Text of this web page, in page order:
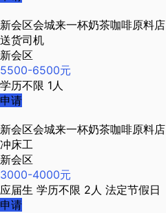
新会区会城来一杯奶茶咖啡原料店
送货司机
新会区
5500-6500元
学历不限 1人
申请
新会区会城来一杯奶茶咖啡原料店
冲床工
新会区
3000-4000元
应届生 学历不限 2人 法定节假日
申请